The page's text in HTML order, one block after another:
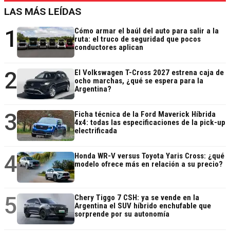
LAS MÁS LEÍDAS
1
Cómo armar el baúl del auto para salir a la
ruta: el truco de seguridad que pocos
conductores aplican
2
El Volkswagen T-Cross 2027 estrena caja de
ocho marchas, ¿qué se espera para la
Argentina?
3
Ficha técnica de la Ford Maverick Híbrida
4x4: todas las especificaciones de la pick-up
electrificada
4
Honda WR-V versus Toyota Yaris Cross: ¿qué
modelo ofrece más en relación a su precio?
5
Chery Tiggo 7 CSH: ya se vende en la
Argentina el SUV híbrido enchufable que
sorprende por su autonomía